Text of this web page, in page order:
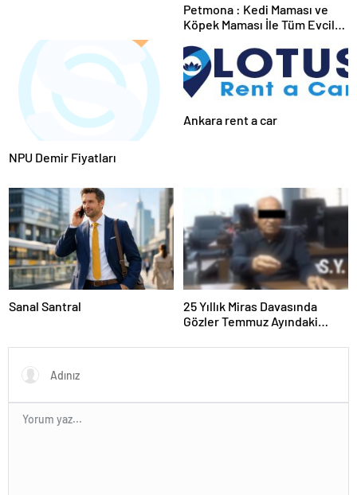
Petmona : Kedi Maması ve
Köpek Maması İle Tüm Evcil
NPU Demir Fiyatları
Ankara rent a car
Sanal Santral
25 Yıllık Miras Davasında
Gözler Temmuz Ayındaki